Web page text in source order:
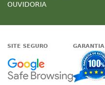
OUVIDORIA
SITE SEGURO GARANTIA